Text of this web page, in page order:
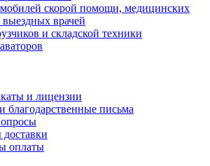
скорой помощи, медицинских
выездных врачей
и складской техники
и лицензии
благодарственные письма
оплаты